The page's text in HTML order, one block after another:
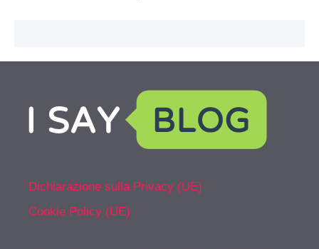
Dichiarazione sulla Privacy (UE)
Cookie Policy (UE)